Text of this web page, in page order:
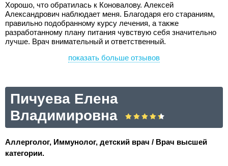
Хорошо, что обратилась к Коновалову. Алексей
Александрович наблюдает меня. Благодаря его стараниям,
правильно подобранному курсу лечения, а также
разработанному плану питания чувствую себя значительно
лучше. Врач внимательный и ответственный.
показать больше отзывов
Пичуева Елена
Владимировна
Аллерголог, Иммунолог, детский врач / Врач высшей
категории.